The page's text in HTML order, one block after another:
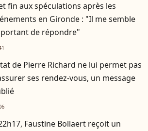
fin aux spéculations après les
en Gironde : "Il me semble
de répondre"
de Pierre Richard ne lui permet pas
ses rendez-vous, un message
Faustine Bollaert reçoit un